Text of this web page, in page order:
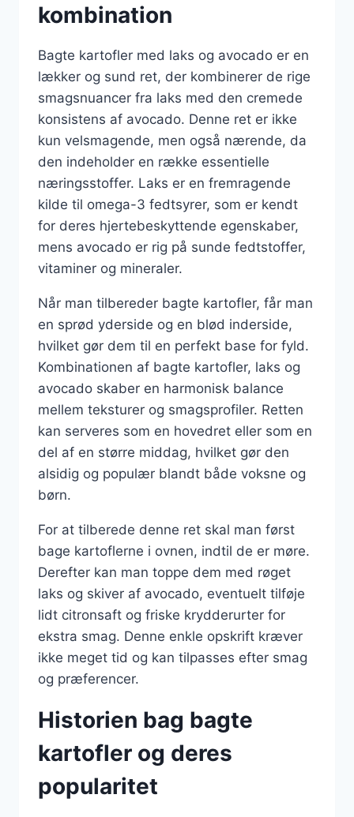
kombination
Bagte kartofler med laks og avocado er en
lækker og sund ret, der kombinerer de rige
smagsnuancer fra laks med den cremede
konsistens af avocado. Denne ret er ikke
kun velsmagende, men også nærende, da
den indeholder en række essentielle
næringsstoffer. Laks er en fremragende
kilde til omega-3 fedtsyrer, som er kendt
for deres hjertebeskyttende egenskaber,
mens avocado er rig på sunde fedtstoffer,
vitaminer og mineraler.
Når man tilbereder bagte kartofler, får man
en sprød yderside og en blød inderside,
hvilket gør dem til en perfekt base for fyld.
Kombinationen af bagte kartofler, laks og
avocado skaber en harmonisk balance
mellem teksturer og smagsprofiler. Retten
kan serveres som en hovedret eller som en
del af en større middag, hvilket gør den
alsidig og populær blandt både voksne og
børn.
For at tilberede denne ret skal man først
bage kartoflerne i ovnen, indtil de er møre.
Derefter kan man toppe dem med røget
laks og skiver af avocado, eventuelt tilføje
lidt citronsaft og friske krydderurter for
ekstra smag. Denne enkle opskrift kræver
ikke meget tid og kan tilpasses efter smag
og præferencer.
Historien bag bagte
kartofler og deres
popularitet